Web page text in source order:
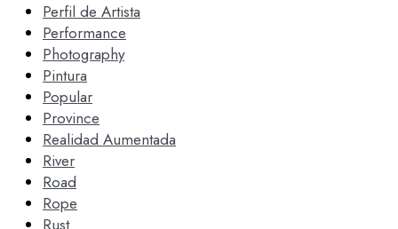
Perfil de Artista
Performance
Photography
Pintura
Popular
Province
Realidad Aumentada
River
Road
Rope
Rust